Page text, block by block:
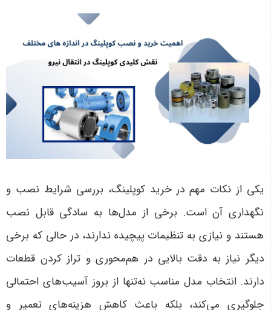
یکی از نکات مهم در خرید کوپلینگ، بررسی شرایط نصب و
نگهداری آن است. برخی از مدل‌ها به سادگی قابل نصب
هستند و نیازی به تنظیمات پیچیده ندارند، در حالی که برخی
دیگر نیاز به دقت بالایی در هم‌محوری و تراز کردن قطعات
دارند. انتخاب مدل مناسب نه‌تنها از بروز آسیب‌های احتمالی
جلوگیری می‌کند، بلکه باعث کاهش هزینه‌های تعمیر و